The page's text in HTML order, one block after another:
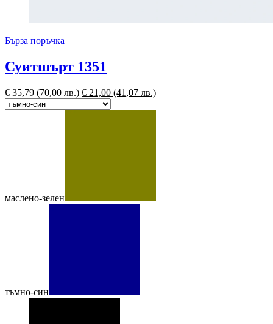
Бърза поръчка
Суитшърт 1351
€35,79(70,00 лв.) € 21,00 (41,07 лв.)
маслено-зелен
тъмно-син